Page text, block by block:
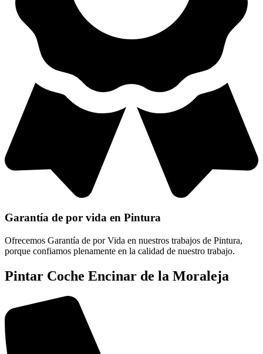
Garantía de por vida en Pintura
Ofrecemos Garantía de por Vida en nuestros trabajos de Pintura,
porque confiamos plenamente en la calidad de nuestro trabajo.
Pintar Coche Encinar de la Moraleja